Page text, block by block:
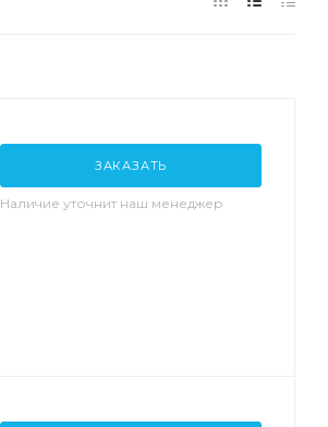
ЗАКАЗАТЬ
Наличие уточнит наш менеджер